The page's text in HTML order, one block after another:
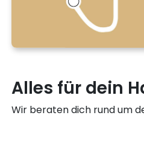
Alles für dein
Wir beraten dich rund um